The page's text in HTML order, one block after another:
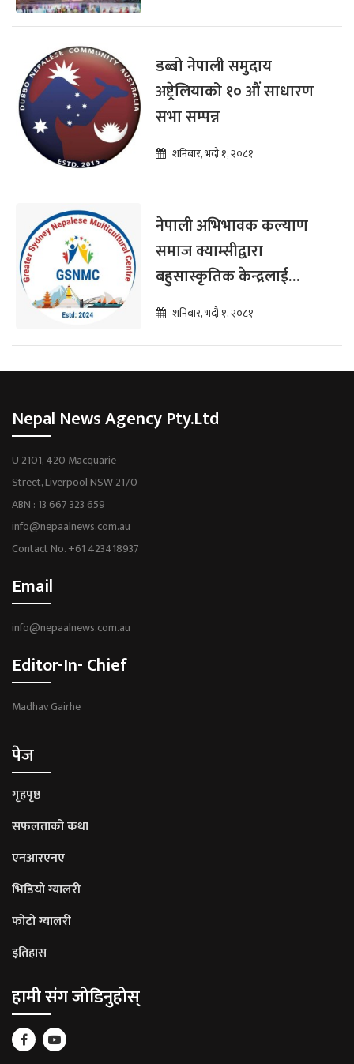
डब्बो नेपाली समुदाय
अष्ट्रेलियाको १० औं साधारण
सभा सम्पन्न
शनिबार, भदौ १, २०८१
नेपाली अभिभावक कल्याण
समाज क्याम्सीद्वारा
बहुसास्कृतिक केन्द्रलाई
सहयोग प्रदान
शनिबार, भदौ १, २०८१
Nepal News Agency Pty.Ltd
U 2101, 420 Macquarie
Street, Liverpool NSW 2170
ABN : 13 667 323 659
info@nepaalnews.com.au
Contact No. +61 423418937
Email
info@nepaalnews.com.au
Editor-In- Chief
Madhav Gairhe
पेज
गृहपृष्ठ
सफलताको कथा
एनआरएनए
भिडियो ग्यालरी
फोटो ग्यालरी
इतिहास
हामी संग जोडिनुहोस्